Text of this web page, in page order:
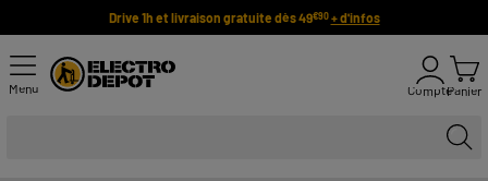
Drive 1h et livraison gratuite dès 49€90 + d'infos
Menu ComptePanier